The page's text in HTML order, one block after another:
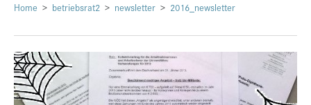
Über uns
Home betriebsrat2 newsletter 2016_newsletter